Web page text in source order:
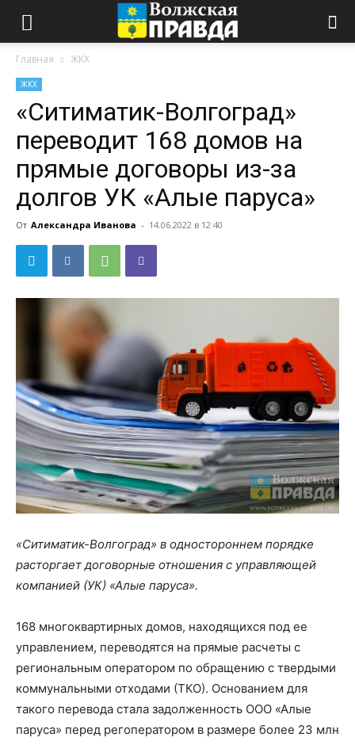
Главная ЖКХ
ЖКХ
«Ситиматик-Волгоград»
переводит 168 домов на
прямые договоры из-за
долгов УК «Алые паруса»
От Александра Иванова - 14.06.2022 в 12:40
«Ситиматик-Волгоград» в одностороннем порядке
расторгает договорные отношения с управляющей
компанией (УК) «Алые паруса».
168 многоквартирных домов, находящихся под ее
управлением, переводятся на прямые расчеты с
региональным оператором по обращению с твердыми
коммунальными отходами (ТКО). Основанием для
такого перевода стала задолженность ООО «Алые
паруса» перед регоператором в размере более 23 млн